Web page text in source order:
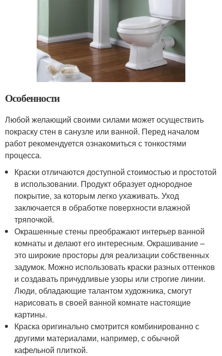
Особенности
Любой желающий своими силами может осуществить
покраску стен в санузле или ванной. Перед началом
работ рекомендуется ознакомиться с тонкостями
процесса.
Краски отличаются доступной стоимостью и простотой
в использовании. Продукт образует однородное
покрытие, за которым легко ухаживать. Уход
заключается в обработке поверхности влажной
тряпочкой.
Окрашенные стены преображают интерьер ванной
комнаты и делают его интересным. Окрашивание –
это широкие просторы для реализации собственных
задумок. Можно использовать краски разных оттенков
и создавать причудливые узоры или строгие линии.
Люди, обладающие талантом художника, смогут
нарисовать в своей ванной комнате настоящие
картины.
Краска оригинально смотрится комбинированно с
другими материалами, например, с обычной
кафельной плиткой.